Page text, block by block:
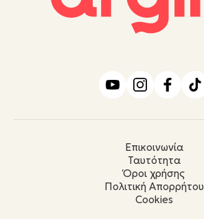
Επικοινωνία
Ταυτότητα
Όροι χρήσης
Πολιτική Απορρήτου
Cookies